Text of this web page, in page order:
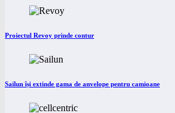
Proiectul Revoy prinde contur
Sailun își extinde gama de anvelope pentru camioane